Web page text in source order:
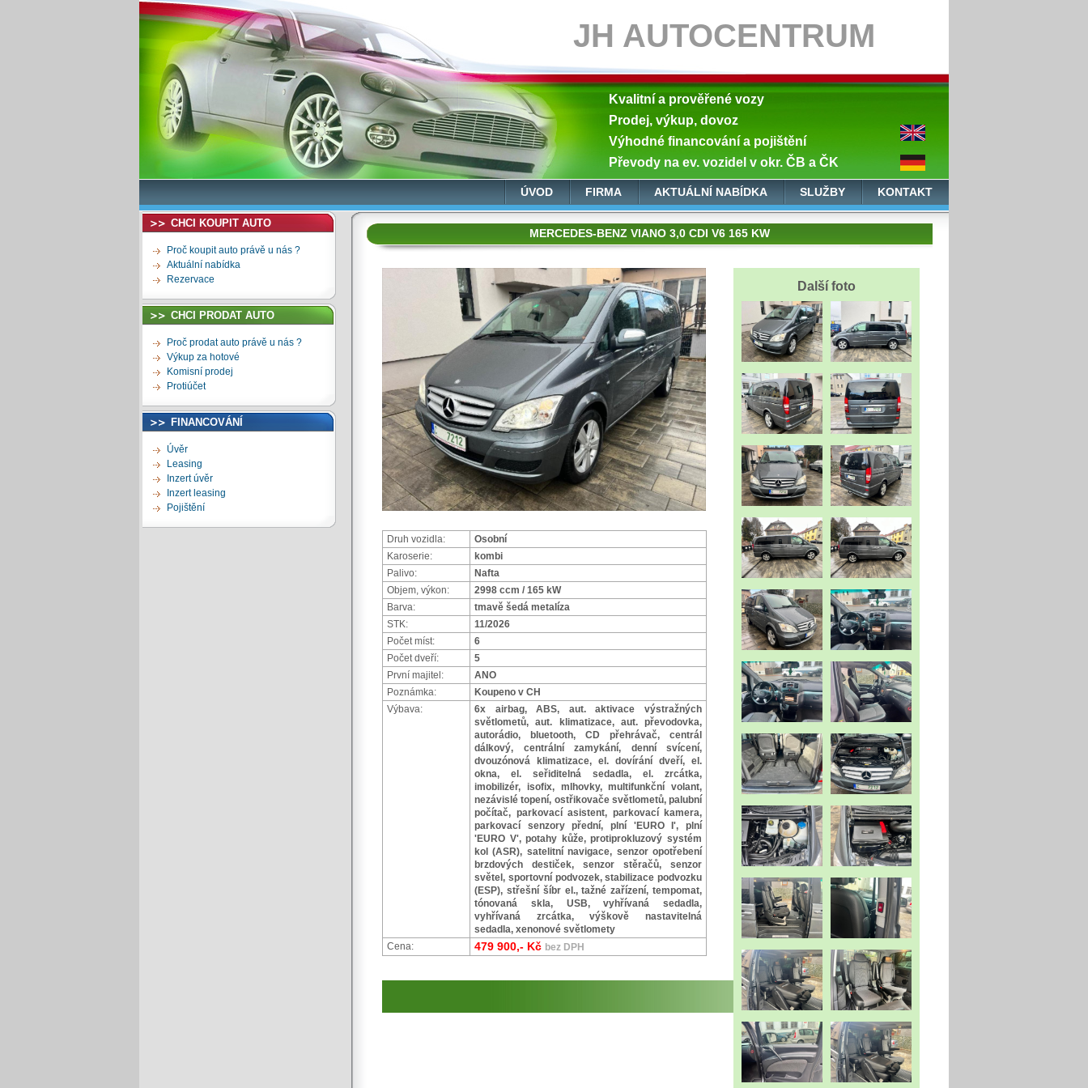
JH AUTOCENTRUM
Kvalitní a prověřené vozy
Prodej, výkup, dovoz
Výhodné financování a pojištění
Převody na ev. vozidel v okr. ČB a ČK
ÚVOD FIRMA AKTUÁLNÍ NABÍDKA SLUŽBY KONTAKT
CHCI KOUPIT AUTO
Proč koupit auto právě u nás ?
Aktuální nabídka
Rezervace
CHCI PRODAT AUTO
Proč prodat auto právě u nás ?
Výkup za hotové
Komisní prodej
Protiúčet
FINANCOVÁNÍ
Úvěr
Leasing
Inzert úvěr
Inzert leasing
Pojištění
MERCEDES-BENZ VIANO 3,0 CDI V6 165 KW
Další foto
Druh vozidla:
Osobní
Karoserie:
kombi
Palivo:
Nafta
Objem, výkon:
2998 ccm / 165 kW
Barva:
tmavě šedá metalíza
STK:
11/2026
Počet míst:
6
Počet dveří:
5
První majitel:
ANO
Poznámka:
Koupeno v CH
Výbava:
6x airbag, ABS, aut. aktivace výstražných
světlometů, aut. klimatizace, aut. převodovka,
autorádio, bluetooth, CD přehrávač, centrál
dálkový, centrální zamykání, denní svícení,
dvouzónová klimatizace, el. dovírání dveří, el.
okna, el. seřiditelná sedadla, el. zrcátka,
imobilizér, isofix, mlhovky, multifunkční volant,
nezávislé topení, ostřikovače světlometů, palubní
počítač, parkovací asistent, parkovací kamera,
parkovací senzory přední, plní 'EURO I', plní
'EURO V', potahy kůže, protiprokluzový systém
kol (ASR), satelitní navigace, senzor opotřebení
brzdových destiček, senzor stěračů, senzor
světel, sportovní podvozek, stabilizace podvozku
(ESP), střešní šíbr el., tažné zařízení, tempomat,
tónovaná skla, USB, vyhřívaná sedadla,
vyhřívaná zrcátka, výškově nastavitelná
sedadla, xenonové světlomety
Cena:
479 900,- Kč bez DPH